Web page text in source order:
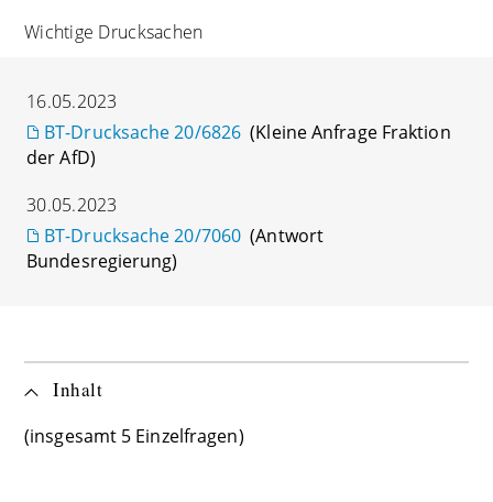
Wichtige Drucksachen
16.05.2023
BT-Drucksache 20/6826 (Kleine Anfrage Fraktion
der AfD)
30.05.2023
BT-Drucksache 20/7060 (Antwort
Bundesregierung)
Inhalt
(insgesamt 5 Einzelfragen)